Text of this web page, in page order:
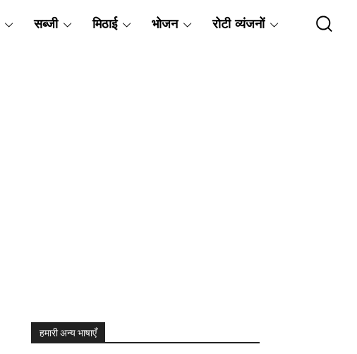
सब्जी मिठाई भोजन रोटी व्यंजनों
हमारी अन्य भाषाएँ